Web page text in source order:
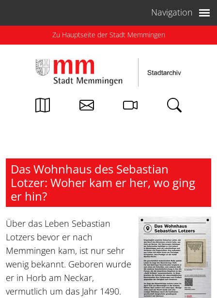
Navigation
Zu Hauptseite der Stadt Memmingen
Das Wohnhaus des Sebastian
Lotzer: Woher kam er her, wo ging
er hin?
Über das Leben Sebastian
Lotzers bevor er nach
Memmingen kam, ist nur sehr
wenig bekannt. Geboren wurde
er in Horb am Neckar,
vermutlich um das Jahr 1490.